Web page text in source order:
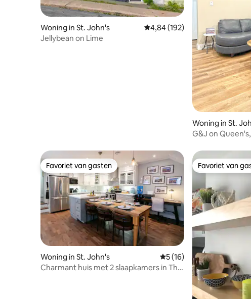
Woning in St. John's Gemiddelde beoordeling van
4,84 (192)
Jellybean on Lime
Woning in St.
G&J on
Favoriet van gasten
Favoriet van gasten
Woning in St. John's Gemiddelde beoordeling
5 (16)
Charmant huis met 2 slaapkamers in The
Favoriet van
Favoriet van